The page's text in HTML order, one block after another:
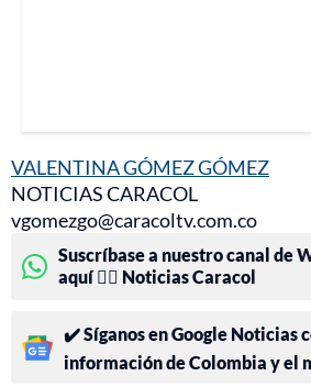
VALENTINA GÓMEZ GÓMEZ
NOTICIAS CARACOL
vgomezgo@caracoltv.com.co
Suscríbase a nuestro canal de
aquí 👉🏻 Noticias Caracol
✔️ Síganos en Google Noticias
información de Colombia y el